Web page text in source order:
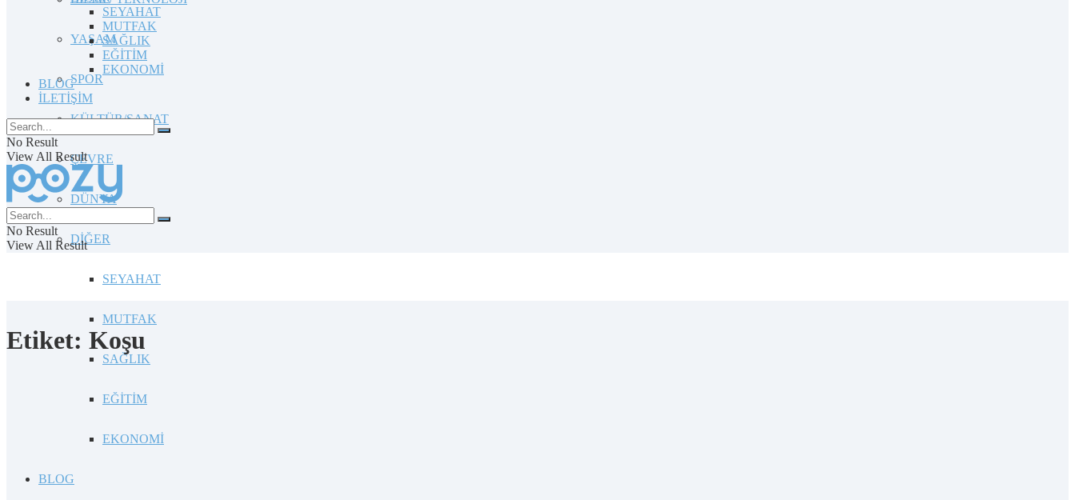
YAŞAM
SPOR
KÜLTÜR/SANAT
ÇEVRE
DÜNYA
DİĞER
SEYAHAT
MUTFAK
SAĞLIK
EĞİTİM
EKONOMİ
BLOG
SEYAHAT
MUTFAK
SAĞLIK
EĞİTİM
EKONOMİ
BLOG
İLETİŞİM
No Result
View All Result
No Result
View All Result
Etiket: Koşu